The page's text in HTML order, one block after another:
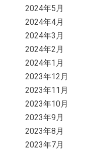
2024年5月
2024年4月
2024年3月
2024年2月
2024年1月
2023年12月
2023年11月
2023年10月
2023年9月
2023年8月
2023年7月